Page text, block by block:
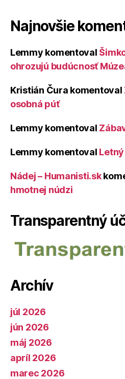
Najnovšie
Lemmy komentoval
ohrozujú budúcnosť
Kristián Čura komentoval
osobná púť
Lemmy komentoval
Lemmy komentoval
Nádej – Humanisti.sk
hmotnej núdzi
Transparentný
Archív
júl 2026
jún 2026
máj 2026
apríl 2026
marec 2026